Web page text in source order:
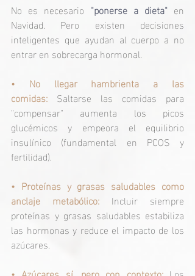
No es necesario "ponerse a dieta" en
Navidad. Pero existen decisiones
inteligentes que ayudan al cuerpo a no
entrar en sobrecarga hormonal.
• No llegar hambrienta a las
comidas: Saltarse las comidas para
"compensar" aumenta los picos
glucémicos y empeora el equilibrio
insulínico (fundamental en PCOS y
fertilidad).
• Proteínas y grasas saludables como
anclaje metabólico: Incluir siempre
proteínas y grasas saludables estabiliza
las hormonas y reduce el impacto de los
azúcares.